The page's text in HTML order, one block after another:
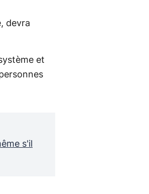
devra
et
s'il